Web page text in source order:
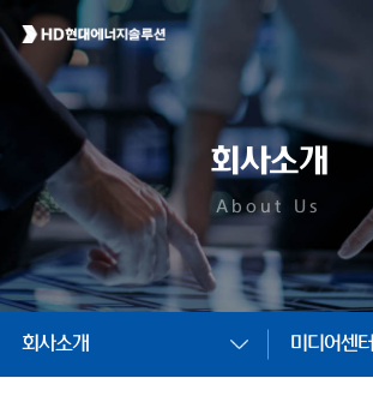
회사소개
About Us
회사소개 미디어센터